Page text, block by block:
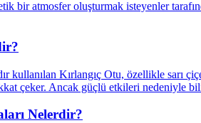
Nelerdir?